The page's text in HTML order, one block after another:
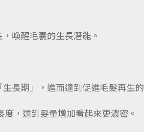
喚醒毛囊的生長潛能。
長期」，進而達到促進毛髮再生
，達到髮量增加看起來更濃密。